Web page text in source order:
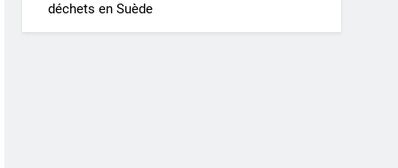
déchets en Suède